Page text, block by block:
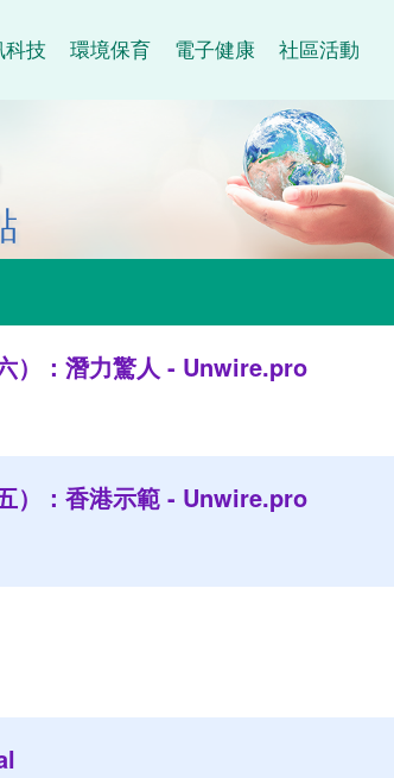
科技 環境保育 電子健康 社區活動
）：潛力驚人 - Unwire.pro
）：香港示範 - Unwire.pro